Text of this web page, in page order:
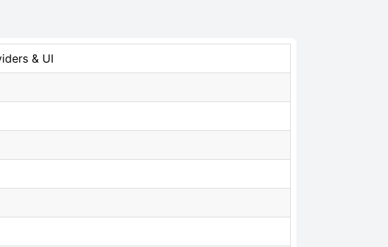
& UI